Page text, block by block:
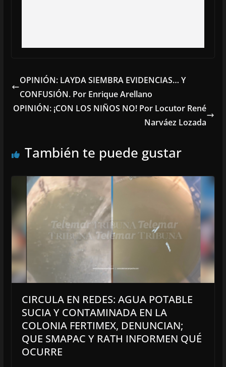
OPINIÓN: LAYDA SIEMBRA EVIDENCIAS… Y
CONFUSIÓN. Por Enrique Arellano
OPINIÓN: ¡CON LOS NIÑOS NO! Por Locutor René
Narváez Lozada
También te puede gustar
CIRCULA EN REDES: AGUA POTABLE
SUCIA Y CONTAMINADA EN LA
COLONIA FERTIMEX, DENUNCIAN;
QUE SMAPAC Y RATH INFORMEN QUÉ
OCURRE